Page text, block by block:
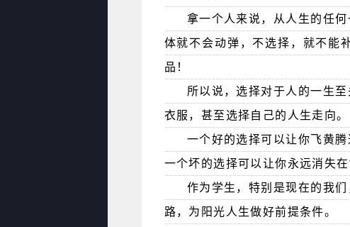
拿一个人来说，从人生的任
体就不会动弹，不选择，就不能
品！
所以说，选择对于人的一生
衣服，甚至选择自己的人生走向。
一个好的选择可以让你飞黄
一个坏的选择可以让你永远消失在
作为学生，特别是现在的我
路，为阳光人生做好前提条件。